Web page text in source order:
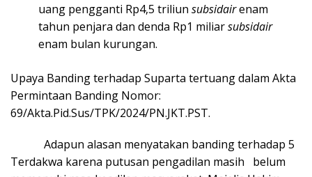
uang pengganti Rp4,5 triliun subsidairenam
tahun penjara dan denda Rp1 miliarsubsidair
enam bulan kurungan.
Upaya Banding terhadap Suparta tertuang dalam Akta
Permintaan Banding Nomor:
69/Akta.Pid.Sus/TPK/2024/PN.JKT.PST.
Adapun alasan menyatakan banding terhadap 5
Terdakwa karena putusan pengadilan masih belum